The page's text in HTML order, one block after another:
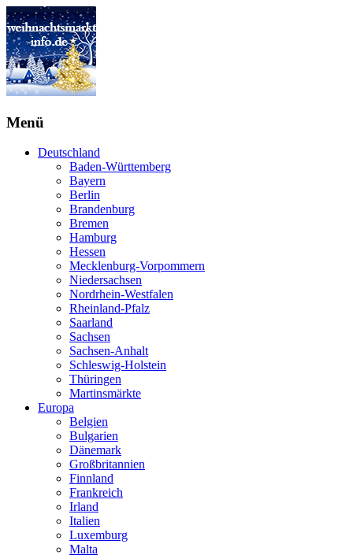
Menü
Deutschland
Baden-Württemberg
Bayern
Berlin
Brandenburg
Bremen
Hamburg
Hessen
Mecklenburg-Vorpommern
Niedersachsen
Nordrhein-Westfalen
Rheinland-Pfalz
Saarland
Sachsen
Sachsen-Anhalt
Schleswig-Holstein
Thüringen
Martinsmärkte
Europa
Belgien
Bulgarien
Dänemark
Großbritannien
Finnland
Frankreich
Irland
Italien
Luxemburg
Malta